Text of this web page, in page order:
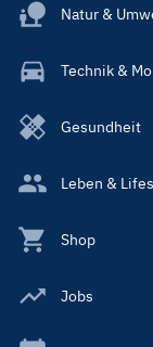
Natur &
Technik &
Gesundheit
Leben &
Shop
Jobs